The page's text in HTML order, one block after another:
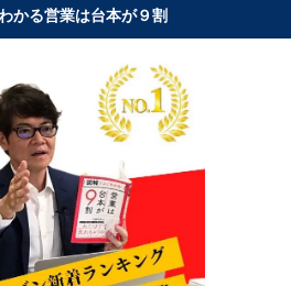
かる営業は台本が９割